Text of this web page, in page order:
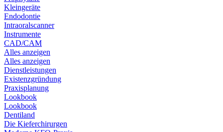
Kleingeräte
Endodontie
Intraoralscanner
Instrumente
CAD/CAM
Alles anzeigen
Alles anzeigen
Dienstleistungen
Existenzgründung
Praxisplanung
Lookbook
Lookbook
Dentiland
Die Kieferchirurgen